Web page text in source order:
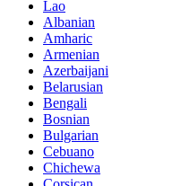
Lao
Albanian
Amharic
Armenian
Azerbaijani
Belarusian
Bengali
Bosnian
Bulgarian
Cebuano
Chichewa